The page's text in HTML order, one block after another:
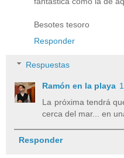
Besotes tesoro
Responder
Respuestas
Ramón en la playa
La próxima tendrá
cerca del mar... en
Responder